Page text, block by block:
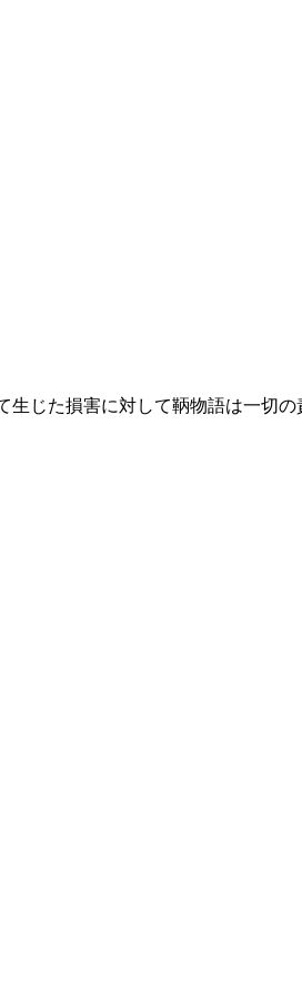
じた損害に対して鞆物語は一切の